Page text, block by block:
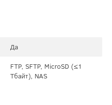
Да
FTP, SFTP, MicroSD (≤1
Тбайт), NAS